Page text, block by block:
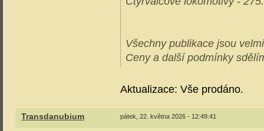
Všechny publikace jsou
Ceny a další podmínky
Aktualizace: Vše prodáno.
Transdanubium pátek, 22. května 2026 - 12:49:41